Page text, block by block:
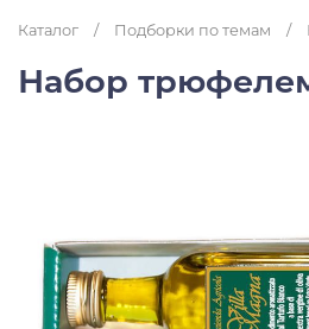
Каталог / Подборки по темам /
Набор